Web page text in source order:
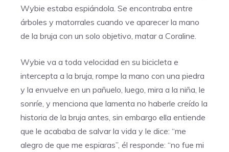
Wybie estaba espiándola. Se encontraba entre
árboles y matorrales cuando ve aparecer la mano
de la bruja con un solo objetivo, matar a Coraline.
Wybie va a toda velocidad en su bicicleta e
intercepta a la bruja, rompe la mano con una piedra
y la envuelve en un pañuelo, luego, mira a la niña, le
sonríe, y menciona que lamenta no haberle creído la
historia de la bruja antes, sin embargo ella entiende
que le acababa de salvar la vida y le dice: “me
alegro de que me espiaras”, él responde: “no fue mi